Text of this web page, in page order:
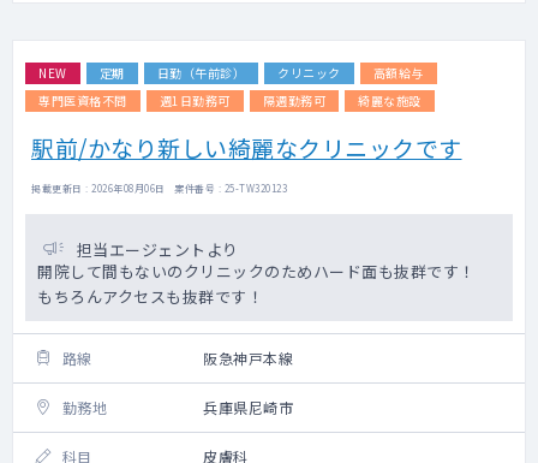
NEW 定期 日勤（午前診） クリニック
高額給与
専門医資格不問
週1日勤務可 隔週勤務可 綺麗な施設
駅前/かなり新しい綺麗なクリニックです
掲載更新日 : 2026年08月06日 案件番号 : 25-TW320123
担当エージェントより
開院して間もないのクリニックのためハード面も抜群です！
もちろんアクセスも抜群です！
路線 阪急神戸本線
勤務地 兵庫県尼崎市
科目 皮膚科